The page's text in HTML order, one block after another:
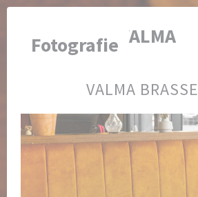
Panel pro správu cookies
BRASSERIE VALMA
Fotografie
VALMA